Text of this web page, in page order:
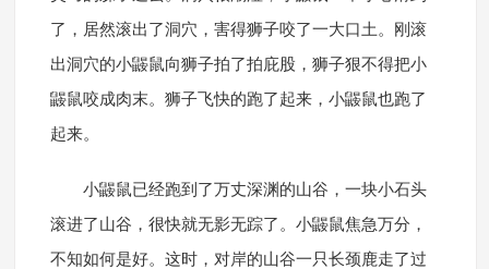
了，居然滚出了洞穴，害得狮子咬了一大口土。刚滚
出洞穴的小鼹鼠向狮子拍了拍庇股，狮子狠不得把小
鼹鼠咬成肉末。狮子飞快的跑了起来，小鼹鼠也跑了
起来。
小鼹鼠已经跑到了万丈深渊的山谷，一块小石头
滚进了山谷，很快就无影无踪了。小鼹鼠焦急万分，
不知如何是好。这时，对岸的山谷一只长颈鹿走了过